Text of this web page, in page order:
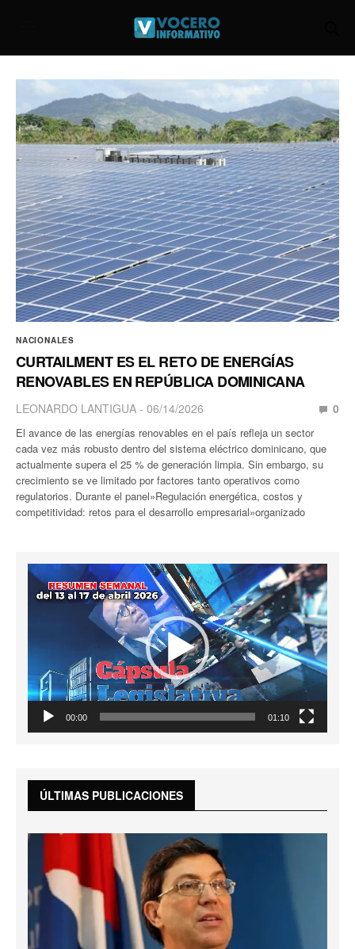
NACIONALES
CURTAILMENT ES EL RETO DE ENERGÍAS
RENOVABLES EN REPÚBLICA DOMINICANA
LEONARDO LANTIGUA 06/14/2026 0
El avance de las energías renovables en el país refleja un sector
cada vez más robusto dentro del sistema eléctrico dominicano, que
actualmente supera el 25 % de generación limpia. Sin embargo, su
crecimiento se ve limitado por factores tanto operativos como
regulatorios. Durante el panel»Regulación energética, costos y
competitividad: retos para el desarrollo empresarial»organizado
Reproductor
vídeo
00:00 01:10
ÚLTIMAS PUBLICACIONES